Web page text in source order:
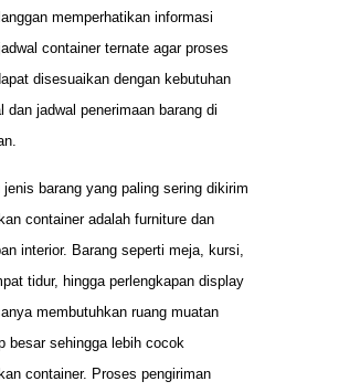
memperhatikan informasi
container ternate agar proses
disesuaikan dengan kebutuhan
dan jadwal penerimaan barang di
barang yang paling sering dikirim
container adalah furniture dan
interior. Barang seperti meja, kursi,
tidur, hingga perlengkapan display
membutuhkan ruang muatan
besar sehingga lebih cocok
container. Proses pengiriman